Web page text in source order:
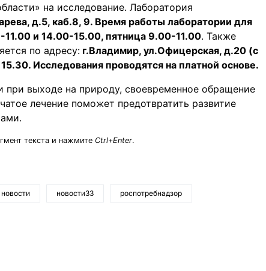
на исследование. Лаборатория
д.5, каб.8, 9. Время работы лаборатории для
и 14.00-15.00, пятница 9.00-11.00. Также
по адресу: г.Владимир, ул.Офицерская, д.20 (с
Исследования проводятся на платной основе.
выходе на природу, своевременное обращение
лечение поможет предотвратить развитие
текста и нажмите Ctrl+Enter.
новости новости33 роспотребнадзор